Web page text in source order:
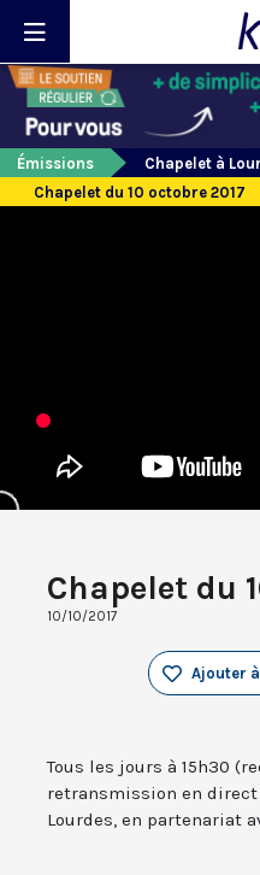
Émissions
Chapelet à
Chapelet du 10 octobre 2017
Chapelet du
10/10/2017
Ajouter
Tous les jours à 15h30
retransmission en
Lourdes, en partenariat